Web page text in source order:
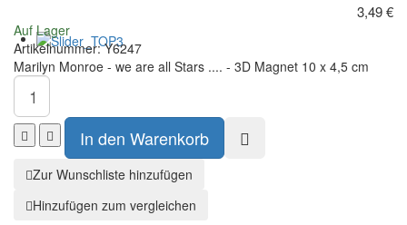
3,49 €
Auf Lager
Artikelnummer:Y6247
Marilyn Monroe - we are all Stars .... - 3D Magnet 10 x 4,5 cm
Zur Wunschliste hinzufügen
Hinzufügen zum vergleichen